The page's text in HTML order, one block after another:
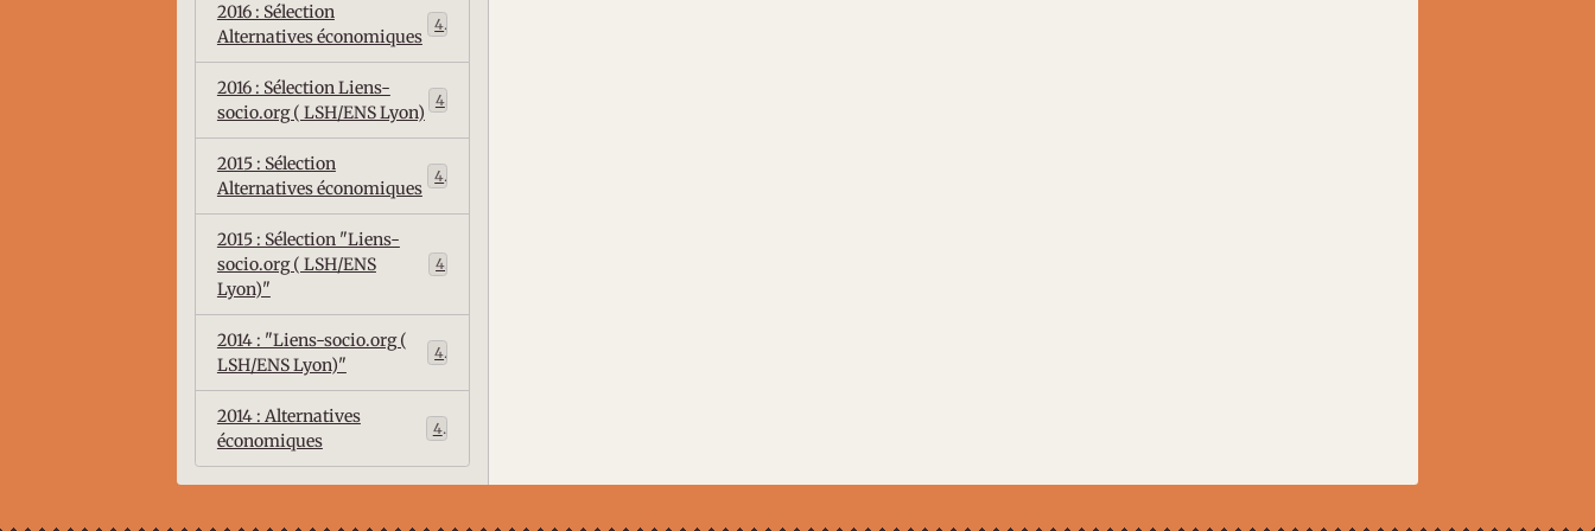
2016 : Sélection
Alternatives économiques
4
2016 : Sélection Liens-
socio.org ( LSH/ENS Lyon)
4
2015 : Sélection
Alternatives économiques
4
2015 : Sélection "Liens-
socio.org ( LSH/ENS
Lyon)"
2014 : "Liens-socio.org (
LSH/ENS Lyon)"
4
2014 : Alternatives
économiques
4